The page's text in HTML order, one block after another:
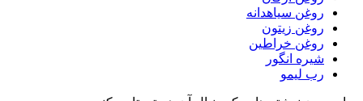
روغن سیاهدانه
روغن زیتون
روغن خراطین
شیره انگور
رب لیمو